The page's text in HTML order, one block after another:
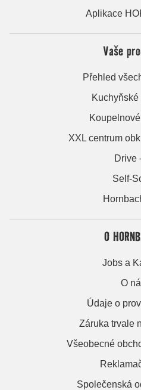
Aplikace
Vaše
Přehled
Kuchyňské
XXL centrum
Drive
Self-
O
Jobs a
O
Údaje o
Záruka trvale
Všeobecné
Společenská